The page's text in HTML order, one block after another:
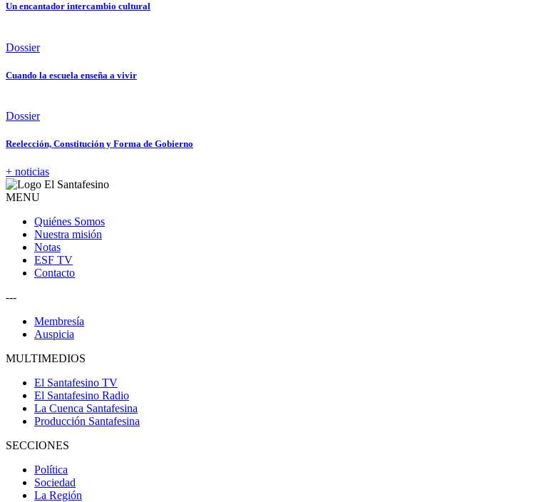
Un encantador intercambio cultural
Dossier
Cuando la escuela enseña a vivir
Dossier
Reelección, Constitución y Forma de Gobierno
+ noticias
MENU
Quiénes Somos
Nuestra misión
Notas
ESF TV
Contacto
---
Membresía
Auspicia
MULTIMEDIOS
El Santafesino TV
El Santafesino Radio
La Cuenca Santafesina
Producción Santafesina
SECCIONES
Política
Sociedad
La Región